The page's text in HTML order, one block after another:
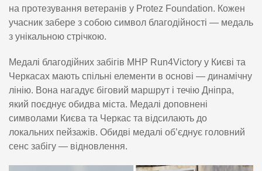
на протезування ветеранів у Protez Foundation. Кожен
учасник забере з собою символ благодійності — медаль
з унікальною стрічкою.
Медалі благодійних забігів MHP Run4Victory у Києві та
Черкасах мають спільні елементи в основі — динамічну
лінію. Вона нагадує біговий маршрут і течію Дніпра,
який поєднує обидва міста. Медалі доповнені
символами Києва та Черкас та відсилають до
локальних пейзажів. Обидві медалі об’єднує головний
сенс забігу — відновлення.